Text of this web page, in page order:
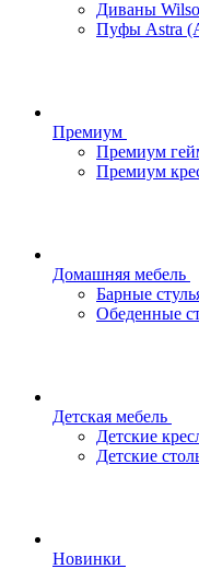
Диваны
Пуфы Astra
Премиум
Премиум
Премиум
Домашняя мебель
Барные
Обеденные
Детская мебель
Детские
Детские
Новинки